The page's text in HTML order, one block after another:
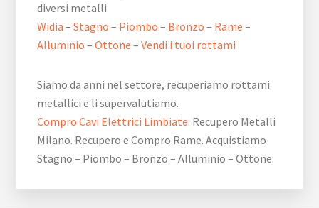
diversi metalli
Widia –Stagno – Piombo – Bronzo – Rame –
Alluminio –Ottone –Vendi i tuoi rottami
Siamo da anni nel settore, recuperiamo rottami
metallici e li supervalutiamo.
Compro Cavi Elettrici Limbiate: Recupero Metalli
Milano. Recupero e Compro Rame. Acquistiamo
Stagno – Piombo – Bronzo – Alluminio – Ottone.